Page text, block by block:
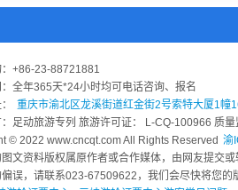
+86-23-88721881
全年365天*24小时均可电话咨询、报名
重庆市渝北区龙溪街道红金街2号索特大厦1幢
足动旅游专列 旅游许可证： L-CQ-100966 质
© 2022 www.cncqt.com All Rights Reserved 渝
图文资料版权属原作者或合作媒体，由网友提交
误，请联系023-67509622，我们会尽快将您的